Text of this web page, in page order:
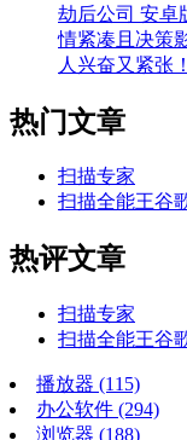
劫后公司 安卓
情紧凑且决策
人兴奋又紧张！
热门文章
扫描专家
扫描全能王谷
热评文章
扫描专家
扫描全能王谷
播放器 (115)
办公软件 (294)
浏览器 (188)